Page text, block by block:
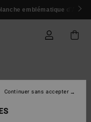
emblématique d'Andy
Continuer sans accepter